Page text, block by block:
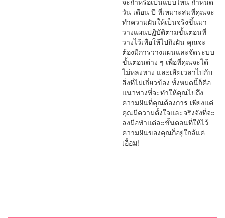
วัน เดือน ปี ที่เหมาะสมที่คุณจะ
ทำความฝันให้เป็นจริงขึ้นมา
วางแผนปฏิบัติตามขั้นตอนที่
วางไว้เพื่อให้ไปถึงฝัน คุณจะ
ต้องมีการวางแผนและจัดระบบ
ขั้นตอนต่าง ๆ เพื่อที่คุณจะได้
ไม่หลงทาง และเสียเวลาไปกับ
สิ่งที่ไม่เกี่ยวข้อง ทั้งหมดนี้ก็คือ
แนวทางที่จะทำให้คุณไปถึง
ความฝันที่คุณต้องการ เพียงแค่
คุณมีความตั้งใจและจริงจังที่จะ
ลงมือทำแต่ละขั้นตอนที่ให้ไว้
ความฝันของคุณก็อยู่ใกล้แค่
เอื้อม!